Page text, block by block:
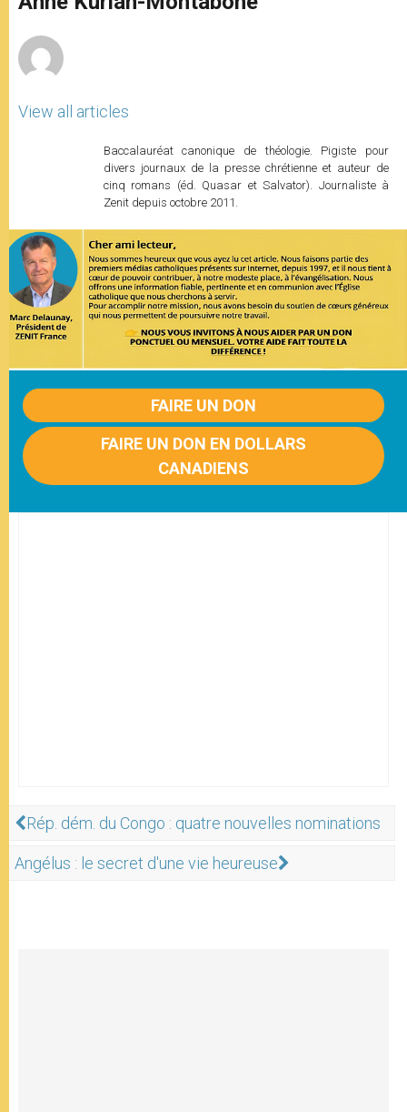
p e k
View all articles
Baccalauréat canonique de théologie. Pigiste pour
divers journaux de la presse chrétienne et auteur de
cinq romans (éd. Quasar et Salvator). Journaliste à
Zenit depuis octobre 2011.
FAIRE UN DON
FAIRE UN DON EN DOLLARS
CANADIENS
Rép. dém. du Congo : quatre nouvelles nominations
Angélus : le secret d'une vie heureuse